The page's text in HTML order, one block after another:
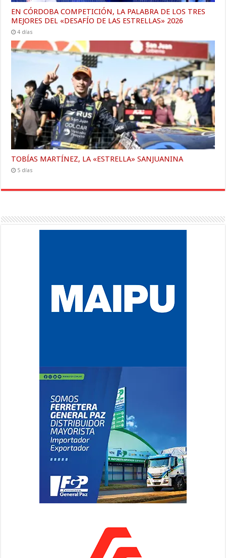
EN CÓRDOBA COMPETICIÓN, LA PALABRA DE LOS TRES
MEJORES DEL «DESAFÍO DE LAS ESTRELLAS» 2026
4 días
TOBÍAS MARTÍNEZ, LA «ESTRELLA» SANJUANINA
5 días